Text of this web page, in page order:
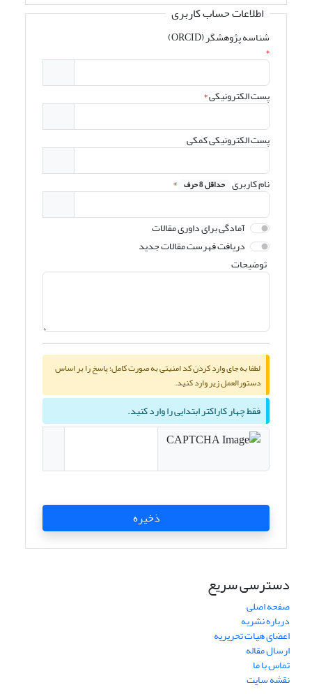
اطلاعات حساب کاربری
شناسه پژوهشگر (ORCID)
*
پست الکترونیکی*
پست الکترونیکی کمکی
نام کاربری حداقل 8 حرف *
آمادگی برای داوری مقالات
دریافت فهرست مقالات جدید
توضیحات
لطفا به جای وارد کردن کد امنیتی به صورت کامل؛ پاسخ را بر اساس
دستورالعمل زیر وارد کنید.
فقط چهار کاراکتر ابتدایی را وارد کنید.
ذخیره
دسترسی سریع
صفحه اصلی
درباره نشریه
اعضای هیات تحریریه
ارسال مقاله
تماس با ما
نقشه سایت